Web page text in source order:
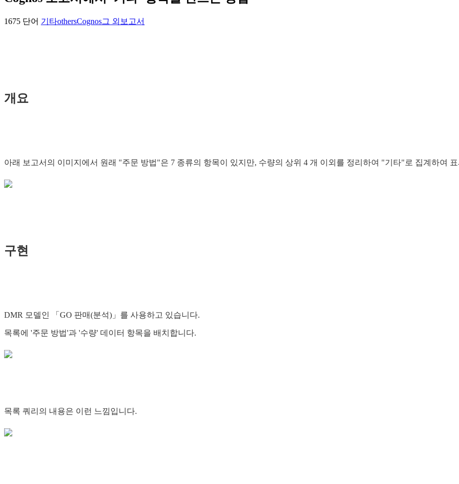
1675 단어 기타othersCognos그 외 보고서
개요
아래 보고서의 이미지에서 원래 "주문 방법"은 7 종류의 항목이 있지만, 수량의 상위 4 개 이외를 정리하여 "기타"로 집계하여
구현
DMR 모델인 「GO 판매(분석)」를 사용하고 있습니다.
목록에 '주문 방법'과 '수량' 데이터 항목을 배치합니다.
목록 쿼리의 내용은 이런 느낌입니다.